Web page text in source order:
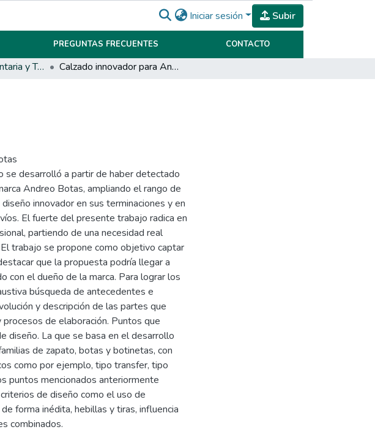
Iniciar sesión Subir
PREGUNTAS FRECUENTES CONTACTO
Diseño de Indumentaria y Textil Calzado innovador para Andreo botas
se desarrolló a partir de haber detectado
Andreo Botas, ampliando el rango de
innovador en sus terminaciones y en
El fuerte del presente trabajo radica en
partiendo de una necesidad real
trabajo se propone como objetivo captar
que la propuesta podría llegar a
con el dueño de la marca. Para lograr los
búsqueda de antecedentes e
y descripción de las partes que
de elaboración. Puntos que
diseño. La que se basa en el desarrollo
de zapato, botas y botinetas, con
como por ejemplo, tipo transfer, tipo
puntos mencionados anteriormente
de diseño como el uso de
forma inédita, hebillas y tiras, influencia
combinados.